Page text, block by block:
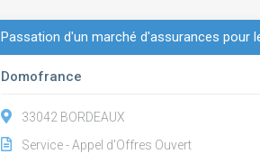
Passation d'un marché d'assurances pour
Domofrance
33042 BORDEAUX
Service - Appel d'Offres Ouvert